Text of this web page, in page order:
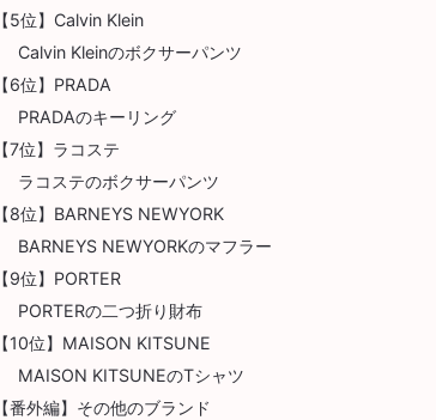
【5位】Calvin Klein
Calvin Kleinのボクサーパンツ
【6位】PRADA
PRADAのキーリング
【7位】ラコステ
ラコステのボクサーパンツ
【8位】BARNEYS NEWYORK
BARNEYS NEWYORKのマフラー
【9位】PORTER
PORTERの二つ折り財布
【10位】MAISON KITSUNE
MAISON KITSUNEのTシャツ
【番外編】その他のブランド